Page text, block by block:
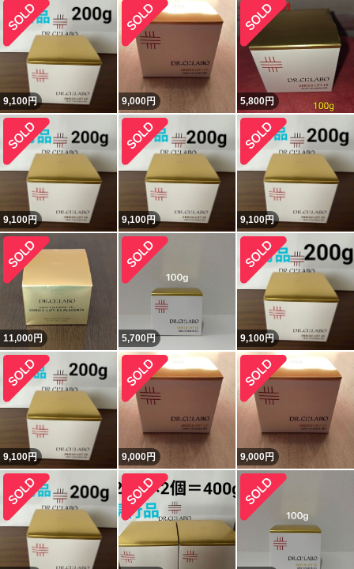
9,100円 9,000円 5,800円
9,100円 9,100円 9,100円
11,000円 5,700円 9,100円
9,100円 9,000円 9,000円